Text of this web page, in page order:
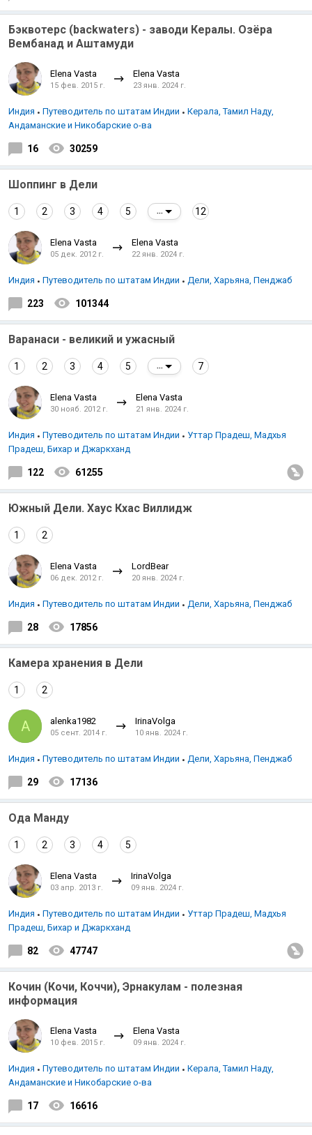
Бэквотерс (backwaters) - заводи Кералы. Озёра
Вембанад и Аштамуди
Elena Vasta
15 фев. 2015 г.
Elena Vasta
23 янв. 2024 г.
Индия Путеводитель по штатам Индии
Керала, Тамил Наду,
Андаманские и Никобарские о-ва
16 30259
Шоппинг в Дели
1 2 3 4 5 12
Elena Vasta
05 дек. 2012 г.
Elena Vasta
22 янв. 2024 г.
Индия Путеводитель по штатам Индии Дели, Харьяна, Пенджаб
223 101344
Варанаси - великий и ужасный
1 2 3 4 5 7
Elena Vasta
30 нояб. 2012 г.
Elena Vasta
21 янв. 2024 г.
Индия Путеводитель по штатам Индии
Уттар Прадеш, Мадхья
Прадеш, Бихар и Джаркханд
122 61255
Южный Дели. Хаус Кхас Виллидж
1 2
Elena Vasta
06 дек. 2012 г.
LordBear
20 янв. 2024 г.
Индия Путеводитель по штатам Индии Дели, Харьяна, Пенджаб
28 17856
Камера хранения в Дели
1 2
A alenka1982
05 сент. 2014 г.
IrinaVolga
10 янв. 2024 г.
Индия Путеводитель по штатам Индии Дели, Харьяна, Пенджаб
29 17136
Ода Манду
1 2 3 4 5
Elena Vasta
03 апр. 2013 г.
IrinaVolga
09 янв. 2024 г.
Индия Путеводитель по штатам Индии
Уттар Прадеш, Мадхья
Прадеш, Бихар и Джаркханд
82 47747
Кочин (Кочи, Коччи), Эрнакулам - полезная
информация
Elena Vasta
10 фев. 2015 г.
Elena Vasta
09 янв. 2024 г.
Индия Путеводитель по штатам Индии
Керала, Тамил Наду,
Андаманские и Никобарские о-ва
17 16616